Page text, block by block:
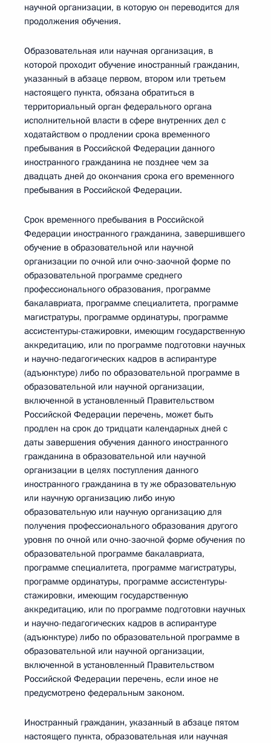
научной организации, в которую он переводится для
продолжения обучения.
Образовательная или научная организация, в
которой проходит обучение иностранный гражданин,
указанный в абзаце первом, втором или третьем
настоящего пункта, обязана обратиться в
территориальный орган федерального органа
исполнительной власти в сфере внутренних дел с
ходатайством о продлении срока временного
пребывания в Российской Федерации данного
иностранного гражданина не позднее чем за
двадцать дней до окончания срока его временного
пребывания в Российской Федерации.
Срок временного пребывания в Российской
Федерации иностранного гражданина, завершившего
обучение в образовательной или научной
организации по очной или очно-заочной форме по
образовательной программе среднего
профессионального образования, программе
бакалавриата, программе специалитета, программе
магистратуры, программе ординатуры, программе
ассистентуры-стажировки, имеющим государственную
аккредитацию, или по программе подготовки научных
и научно-педагогических кадров в аспирантуре
(адъюнктуре) либо по образовательной программе в
образовательной или научной организации,
включенной в установленный Правительством
Российской Федерации перечень, может быть
продлен на срок до тридцати календарных дней с
даты завершения обучения данного иностранного
гражданина в образовательной или научной
организации в целях поступления данного
иностранного гражданина в ту же образовательную
или научную организацию либо иную
образовательную или научную организацию для
получения профессионального образования другого
уровня по очной или очно-заочной форме обучения по
образовательной программе бакалавриата,
программе специалитета, программе магистратуры,
программе ординатуры, программе ассистентуры-
стажировки, имеющим государственную
аккредитацию, или по программе подготовки научных
и научно-педагогических кадров в аспирантуре
(адъюнктуре) либо по образовательной программе в
образовательной или научной организации,
включенной в установленный Правительством
Российской Федерации перечень, если иное не
предусмотрено федеральным законом.
Иностранный гражданин, указанный в абзаце пятом
настоящего пункта, образовательная или научная